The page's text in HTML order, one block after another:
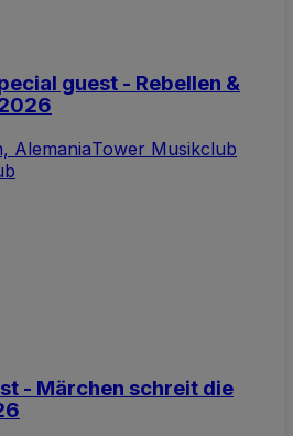
guest - Rebellen &
AlemaniaTower Musikclub
- Märchen schreit die